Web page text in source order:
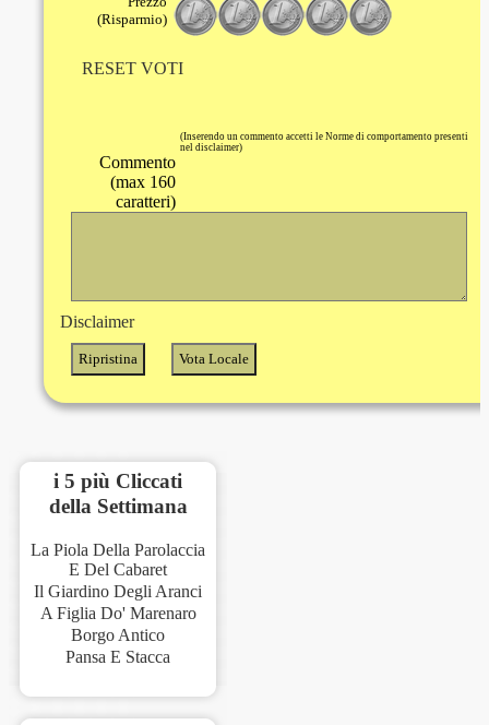
(Risparmio)
RESET VOTI
(Inserendo un commento accetti le Norme di comportamento presenti
nel disclaimer)
Commento
(max 160
caratteri)
Disclaimer
i 5 più Cliccati
della Settimana
La Piola Della Parolaccia
E Del Cabaret
Il Giardino Degli Aranci
A Figlia Do' Marenaro
Borgo Antico
Pansa E Stacca